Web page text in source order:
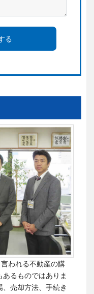
る
われる不動産の購
るものではありま
売却方法、手続き